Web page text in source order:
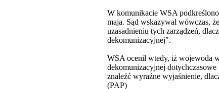
W komunikacie WSA
maja. Sąd wskazywał wówczas,
uzasadnieniu tych zarządzeń,
dekomunizacyjnej".
WSA ocenił wtedy, iż wojewoda
dekomunizacyjnej
znaleźć wyraźne wyjaśnienie,
(PAP)